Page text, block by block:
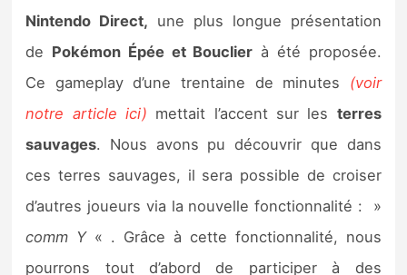
Nintendo Direct, une plus longue présentation
de Pokémon Épée et Bouclier à été proposée.
Ce gameplay d’une trentaine de minutes (voir
notre article ici) mettait l’accent sur les terres
sauvages. Nous avons pu découvrir que dans
ces terres sauvages, il sera possible de croiser
d’autres joueurs via la nouvelle fonctionnalité : »
comm Y« . Grâce à cette fonctionnalité, nous
pourrons tout d’abord de participer à des